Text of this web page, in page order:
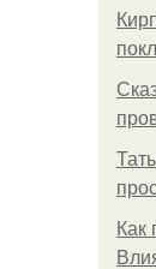
Как